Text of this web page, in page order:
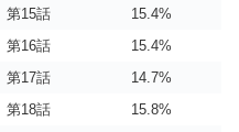
第15話
15.4%
第16話
15.4%
第17話
14.7%
第18話
15.8%